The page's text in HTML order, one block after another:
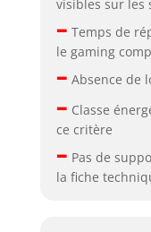
visibles sur les
– Temps de
le gaming
– Absence de
– Classe
ce critère
– Pas de
la fiche